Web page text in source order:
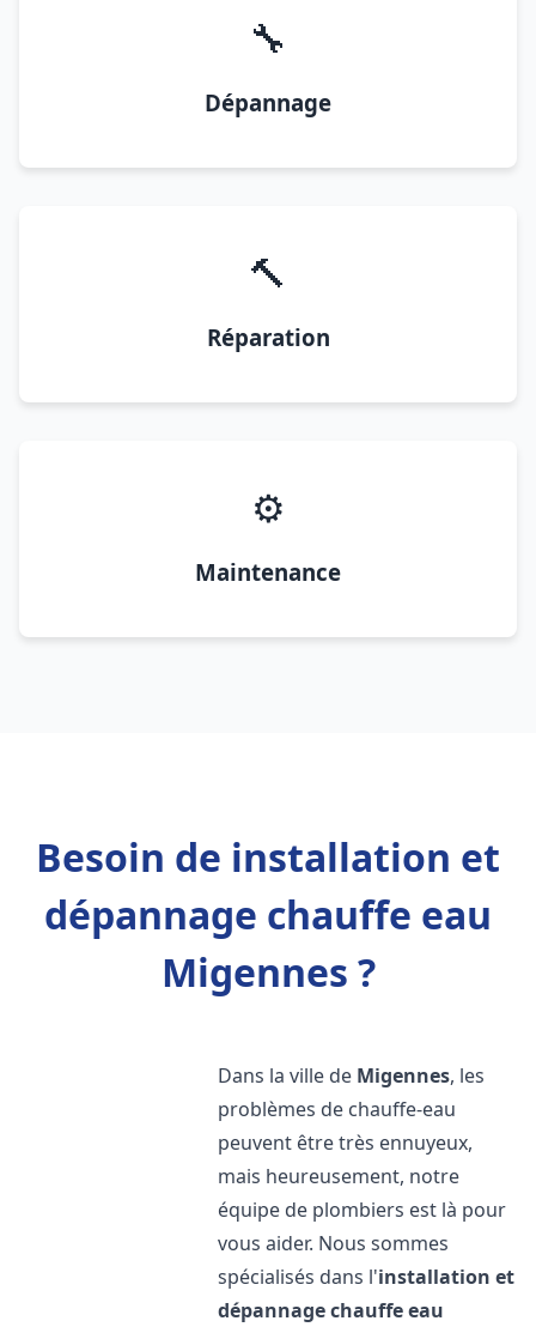
🔧
Dépannage
🔨
Réparation
⚙️
Maintenance
Besoin de installation et
dépannage chauffe eau
Migennes ?
Dans la ville de Migennes, les
problèmes de chauffe-eau
peuvent être très ennuyeux,
mais heureusement, notre
équipe de plombiers est là pour
vous aider. Nous sommes
spécialisés dans l'installation et
dépannage chauffe eau